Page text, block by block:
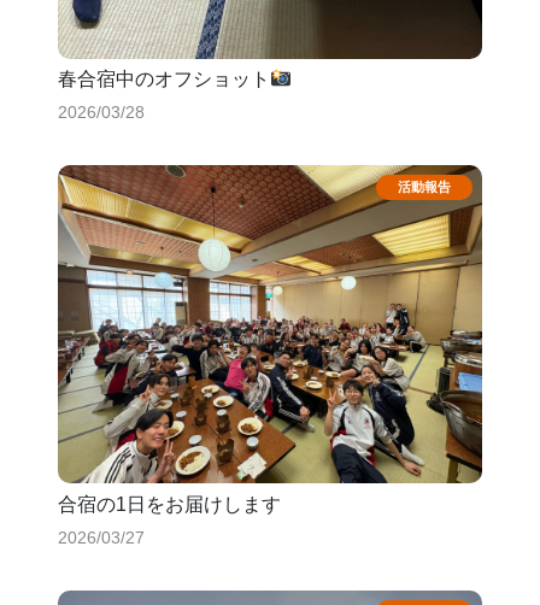
春合宿中のオフショット
2026/03/28
合宿の1日をお届けします
2026/03/27